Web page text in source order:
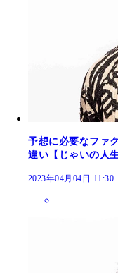
予想に必要なファ
違い【じゃいの人
2023年04月04日 11:30